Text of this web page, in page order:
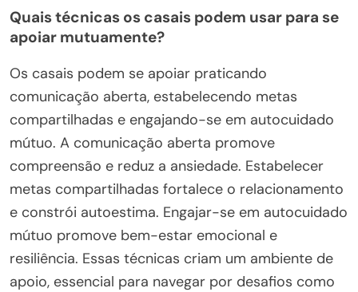
Quais técnicas os casais podem usar para se
apoiar mutuamente?
Os casais podem se apoiar praticando
comunicação aberta, estabelecendo metas
compartilhadas e engajando-se em autocuidado
mútuo. A comunicação aberta promove
compreensão e reduz a ansiedade. Estabelecer
metas compartilhadas fortalece o relacionamento
e constrói autoestima. Engajar-se em autocuidado
mútuo promove bem-estar emocional e
resiliência. Essas técnicas criam um ambiente de
apoio, essencial para navegar por desafios como